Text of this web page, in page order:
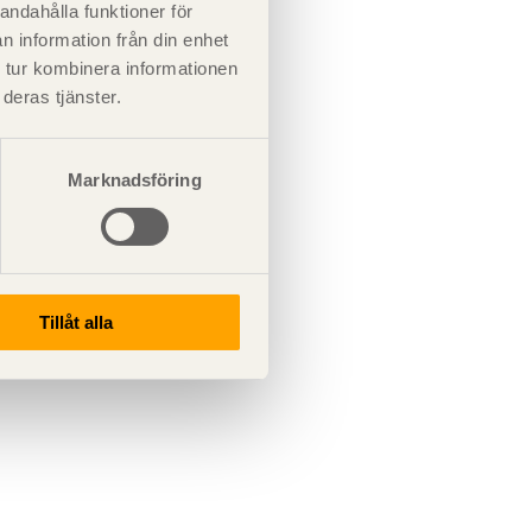
funktioner för
information från din enhet
kombinera informationen
tjänster.
Marknadsföring
Tillåt alla